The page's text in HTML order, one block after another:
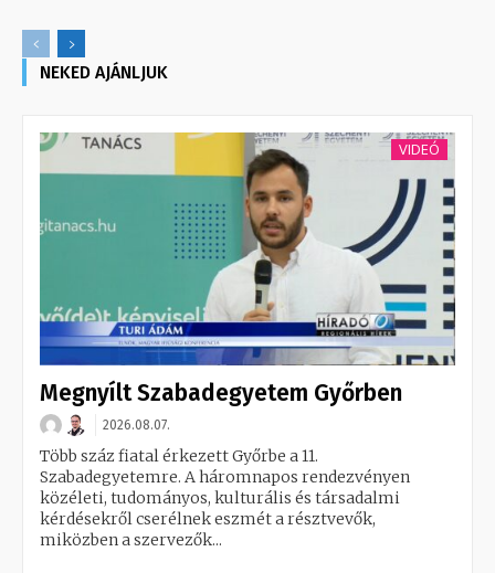
NEKED AJÁNLJUK
VIDEÓ
Megnyílt Szabadegyetem Győrben
2026.08.07.
Több száz fiatal érkezett Győrbe a 11.
Szabadegyetemre. A háromnapos rendezvényen
közéleti, tudományos, kulturális és társadalmi
kérdésekről cserélnek eszmét a résztvevők,
miközben a szervezők...